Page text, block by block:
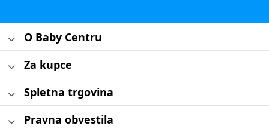
O Baby Centru
Za kupce
Spletna trgovina
Pravna obvestila